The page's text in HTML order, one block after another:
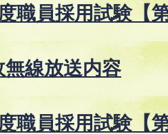
職員採用試験【
無線放送内容
職員採用試験【